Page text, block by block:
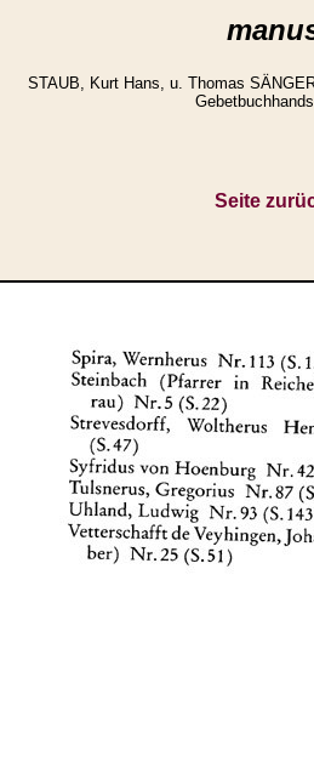
STAUB, Kurt Hans, u. Thomas
Seite